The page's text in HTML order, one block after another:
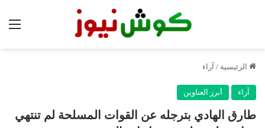
الرئيسية / آراء
آراء أبرز العناوين
طارق الهادي بترجله عن القوات المسلحة لم تنتهي